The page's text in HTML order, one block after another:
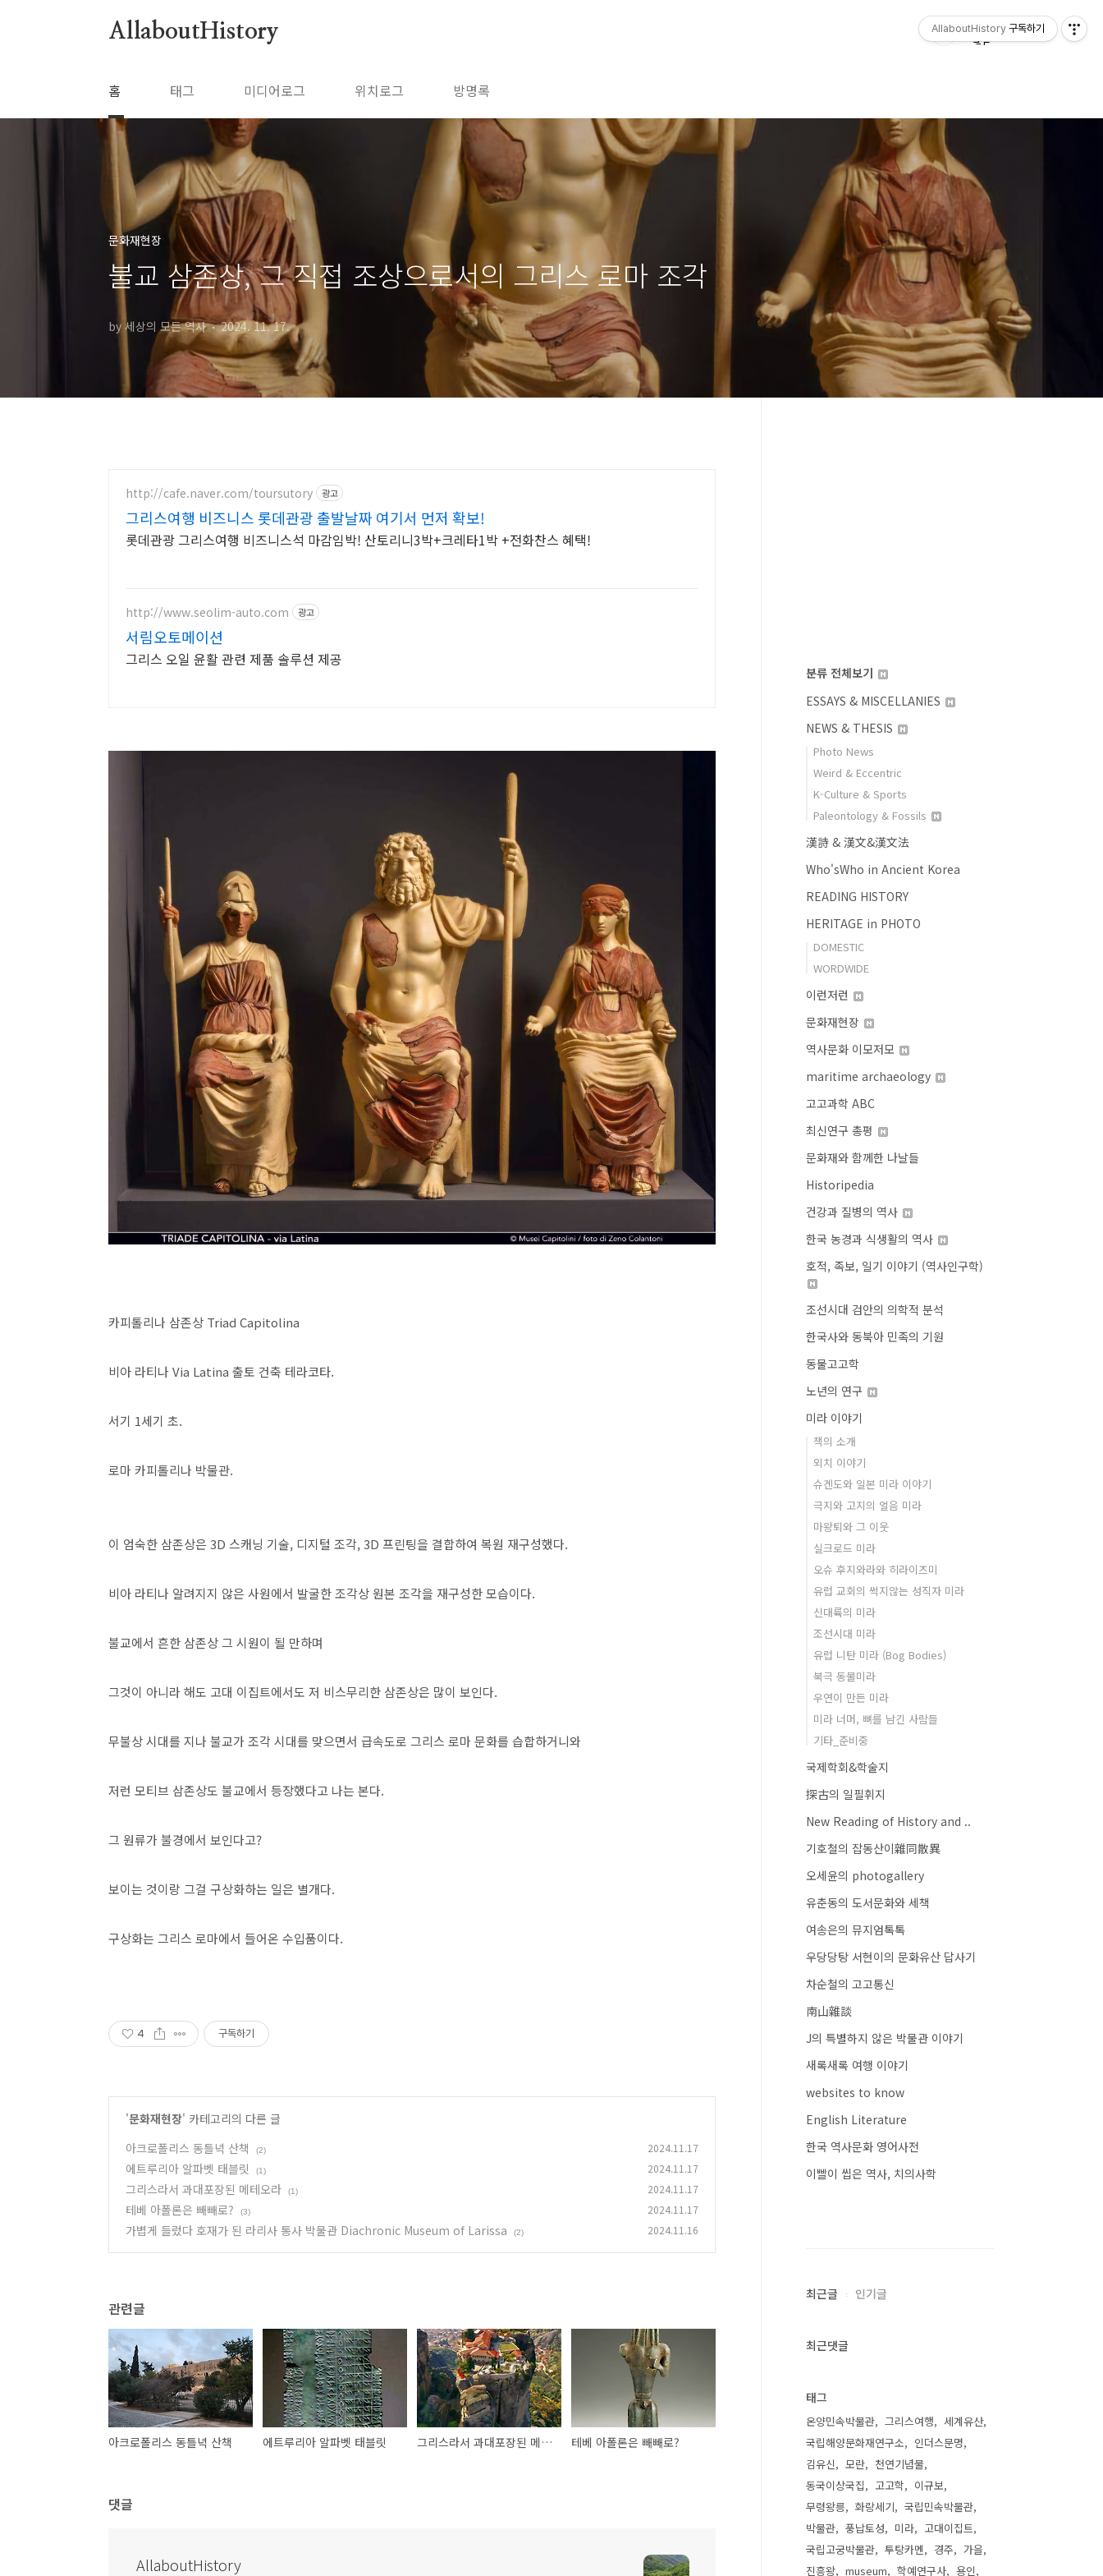
AllaboutHistory
홈 태그 미디어로그 위치로그 방명록
문화재현장
불교 삼존상, 그 직접 조상으로서의 그리스 로마 조각
by 세상의 모든 역사 2024. 11. 17.
http://cafe.naver.com/toursutory 광고
그리스여행 비즈니스 롯데관광 출발날짜 여기서 먼저 확보!
롯데관광 그리스여행 비즈니스석 마감임박! 산토리니3박+크레타1박 +전화찬스 혜택!
http://www.seolim-auto.com 광고
서림오토메이션
그리스 오일 윤활 관련 제품 솔루션 제공
카피톨리나 삼존상 Triad Capitolina
비아 라티나 Via Latina 출토 건축 테라코타.
서기 1세기 초.
로마 카피톨리나 박물관.
이 엄숙한 삼존상은 3D 스캐닝 기술, 디지털 조각, 3D 프린팅을 결합하여 복원 재구성했다.
비아 라티나 알려지지 않은 사원에서 발굴한 조각상 원본 조각을 재구성한 모습이다.
불교에서 흔한 삼존상 그 시원이 될 만하며
그것이 아니라 해도 고대 이집트에서도 저 비스무리한 삼존상은 많이 보인다.
무불상 시대를 지나 불교가 조각 시대를 맞으면서 급속도로 그리스 로마 문화를 습합하거니와
저런 모티브 삼존상도 불교에서 등장했다고 나는 본다.
그 원류가 불경에서 보인다고?
보이는 것이랑 그걸 구상화하는 일은 별개다.
구상화는 그리스 로마에서 들어온 수입품이다.
4 구독하기
'문화재현장' 카테고리의 다른 글
아크로폴리스 동틀녁 산책
(2) 2024.11.17
에트루리아 알파벳 태블릿 (1) 2024.11.17
그리스라서 과대포장된 메테오라 (1) 2024.11.17
테베 아폴론은 빼빼로? (3) 2024.11.17
가볍게 들렀다 호재가 된 라리사 통사 박물관 Diachronic Museum of Larissa (2) 2024.11.16
관련글
아크로폴리스 동틀녁 산책 에트루리아 알파벳 태블릿 그리스라서 과대포장된 메테오라 테베 아폴론은 빼빼로?
댓글
AllaboutHistory
분류 전체보기
ESSAYS & MISCELLANIES
NEWS & THESIS
Photo News
Weird & Eccentric
K-Culture & Sports
Paleontology & Fossils
漢詩 & 漢文&漢文法
Who'sWho in Ancient Korea
READING HISTORY
HERITAGE in PHOTO
DOMESTIC
WORDWIDE
이런저런
문화재현장
역사문화 이모저모
maritime archaeology
고고과학 ABC
최신연구 총평
문화재와 함께한 나날들
Historipedia
건강과 질병의 역사
한국 농경과 식생활의 역사
호적, 족보, 일기 이야기 (역사인구학)
조선시대 검안의 의학적 분석
한국사와 동북아 민족의 기원
동물고고학
노년의 연구
미라 이야기
책의 소개
외치 이야기
슈겐도와 일본 미라 이야기
극지와 고지의 얼음 미라
마왕퇴와 그 이웃
실크로드 미라
오슈 후지와라와 히라이즈미
유럽 교회의 썩지않는 성직자 미라
신대륙의 미라
조선시대 미라
유럽 니탄 미라 (Bog Bodies)
북극 동물미라
우연이 만든 미라
미라 너머, 뼈를 남긴 사람들
기타_준비중
국제학회&학술지
探古의 일필휘지
New Reading of History and ..
기호철의 잡동산이雜同散異
오세윤의 photogallery
유춘동의 도서문화와 세책
여송은의 뮤지엄톡톡
우당당탕 서현이의 문화유산 답사기
차순철의 고고통신
南山雜談
J의 특별하지 않은 박물관 이야기
새록새록 여행 이야기
websites to know
English Literature
한국 역사문화 영어사전
이빨이 씹은 역사, 치의사학
최근글 인기글
최근댓글
태그
온양민속박물관 그리스여행
세계유산
국립해양문화재연구소
인더스문명
김유신
모란
천연기념물
동국이상국집
고고학
이규보
무령왕릉
화랑세기
국립민속박물관
박물관
풍납토성 미라
고대이집트
국립고궁박물관
투탕카멘 경주
가을
진흥왕
museum 학예연구사 용인
AllaboutHistory 구독하기